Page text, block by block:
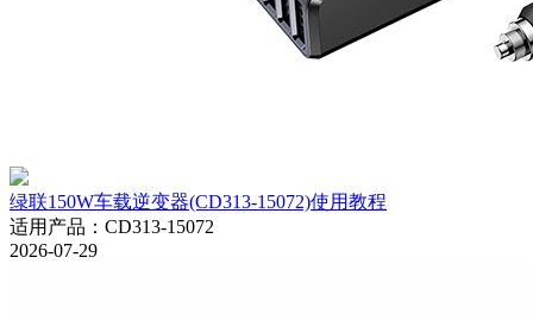
绿联150W车载逆变器(CD313-15072)使用教程
适用产品 ： CD313-15072
2026-07-29